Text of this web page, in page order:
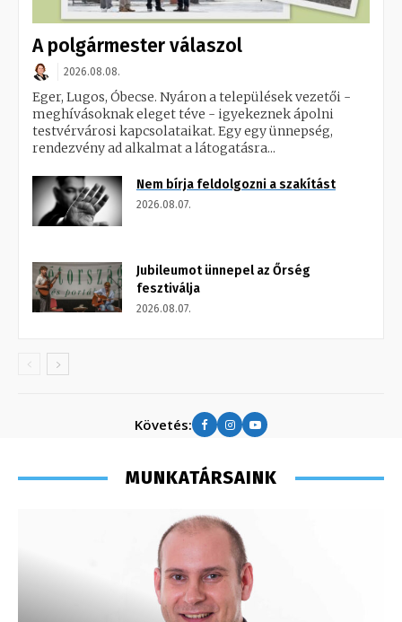
A polgármester válaszol
2026.08.08.
Eger, Lugos, Óbecse. Nyáron a települések vezetői -
meghívásoknak eleget téve - igyekeznek ápolni
testvérvárosi kapcsolataikat. Egy egy ünnepség,
rendezvény ad alkalmat a látogatásra...
Nem bírja feldolgozni a szakítást
2026.08.07.
Jubileumot ünnepel az Őrség
fesztiválja
2026.08.07.
Követés:
MUNKATÁRSAINK